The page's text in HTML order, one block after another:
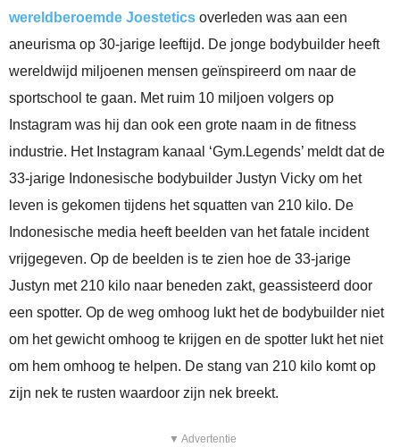
wereldberoemde Joestetics overleden was aan een
aneurisma op 30-jarige leeftijd. De jonge bodybuilder heeft
wereldwijd miljoenen mensen geïnspireerd om naar de
sportschool te gaan. Met ruim 10 miljoen volgers op
Instagram was hij dan ook een grote naam in de fitness
industrie. Het Instagram kanaal ‘Gym.Legends’ meldt dat de
33-jarige Indonesische bodybuilder Justyn Vicky om het
leven is gekomen tijdens het squatten van 210 kilo. De
Indonesische media heeft beelden van het fatale incident
vrijgegeven. Op de beelden is te zien hoe de 33-jarige
Justyn met 210 kilo naar beneden zakt, geassisteerd door
een spotter. Op de weg omhoog lukt het de bodybuilder niet
om het gewicht omhoog te krijgen en de spotter lukt het niet
om hem omhoog te helpen. De stang van 210 kilo komt op
zijn nek te rusten waardoor zijn nek breekt.
▼ Advertentie